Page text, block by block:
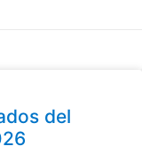
del